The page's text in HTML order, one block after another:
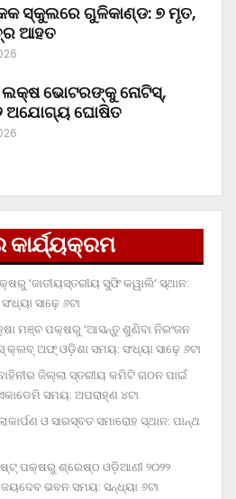
ସ୍କୁଲରେ ଗୁଳିକାଣ୍ଡ: ୭ ମୃତ,
ଆହତ
ଲକ୍ଷ ଭୋଟରଙ୍କୁ ନୋଟିସ୍‌,
ଅଯୋଗ୍ୟ ଘୋଷିତ
‘ଜାତୀୟସ୍ତରୀୟ ସୁଫି କୱାଲି’ ସ୍ଥାନ:
ସାଢ଼େ ୬ଟା
ମଞ୍ଚ ପକ୍ଷରୁ ‘ଆସନ୍ତୁ ଶୁଣିବା ନିରଂଜନ
ଅଫ୍‌ ଓଡ଼ିଶା ସମୟ: ସଂଧ୍ୟା ସାଢ଼େ ୬ଟା
ଜିଲ୍ଲା ସ୍ତରୀୟ କମିଟି ଗଠନ ପାଇଁ
ସମୟ: ଅପରାହ୍‌ଣ ୪ଟା
ଓ ସାରସ୍ବତ ସମାରୋହ ସ୍ଥାନ: ପାନ୍ଥ
ପକ୍ଷରୁ ଶ୍ରେଷ୍ଠ ଓଡ଼ିଆଣୀ ୨୦୨୨
ଭବନ ସମୟ: ସନ୍ଧ୍ୟା ୬ଟା